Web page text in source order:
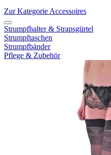
Zur Kategorie Accessoires
Strumpfhalter & Strapsgürtel
Strumpftaschen
Strumpfbänder
Pflege & Zubehör